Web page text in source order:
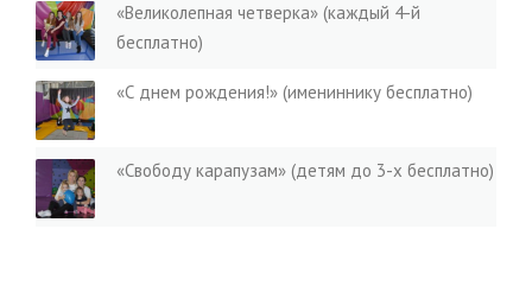
«Великолепная четверка» (каждый 4-й
бесплатно)
«С днем рождения!» (имениннику бесплатно)
«Свободу карапузам» (детям до 3-х бесплатно)